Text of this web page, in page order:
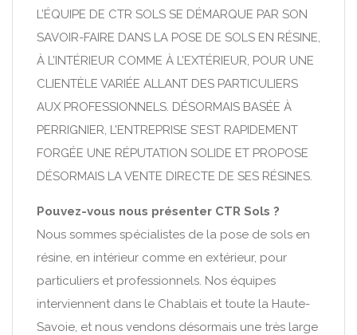
L’ÉQUIPE DE CTR SOLS SE DÉMARQUE PAR SON
SAVOIR-FAIRE DANS LA POSE DE SOLS EN RÉSINE,
À L’INTÉRIEUR COMME À L’EXTÉRIEUR, POUR UNE
CLIENTÈLE VARIÉE ALLANT DES PARTICULIERS
AUX PROFESSIONNELS. DÉSORMAIS BASÉE À
PERRIGNIER, L’ENTREPRISE S’EST RAPIDEMENT
FORGÉE UNE RÉPUTATION SOLIDE ET PROPOSE
DÉSORMAIS LA VENTE DIRECTE DE SES RÉSINES.
Pouvez-vous nous présenter CTR Sols ?
Nous sommes spécialistes de la pose de sols en
résine, en intérieur comme en extérieur, pour
particuliers et professionnels. Nos équipes
interviennent dans le Chablais et toute la Haute-
Savoie, et nous vendons désormais une très large